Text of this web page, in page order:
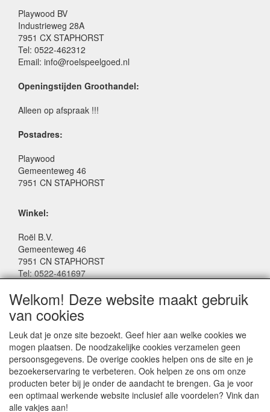
Playwood BV
Industrieweg 28A
7951 CX STAPHORST
Tel: 0522-462312
Email: info@roelspeelgoed.nl
Openingstijden Groothandel:
Alleen op afspraak !!!
Postadres:
Playwood
Gemeenteweg 46
7951 CN STAPHORST
Winkel:
Roël B.V.
Gemeenteweg 46
7951 CN STAPHORST
Tel: 0522-461697
Facebook: www.facebook.com/roelspeelgoed
Openingstijden Winkel:
Maandag t/m Vrijdag: 9:00 - 17:30
Zaterdag: 9:00 - 17:00
Donderdagavond koopavond: 19:00 - 21:00
SERVICE
Welkom! Deze website maakt gebruik
van cookies
Leuk dat je onze site bezoekt. Geef hier aan welke cookies we
mogen plaatsen. De noodzakelijke cookies verzamelen geen
persoonsgegevens. De overige cookies helpen ons de site en je
bezoekerservaring te verbeteren. Ook helpen ze ons om onze
producten beter bij je onder de aandacht te brengen. Ga je voor
een optimaal werkende website inclusief alle voordelen? Vink dan
alle vakjes aan!